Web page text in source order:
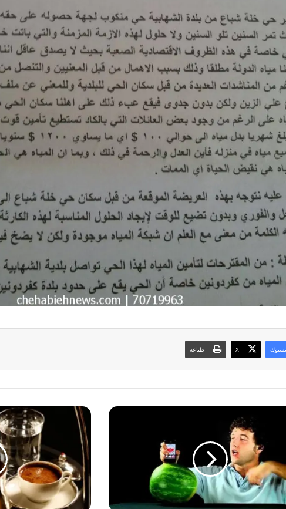
‫X طباعة
ل
ي
ق